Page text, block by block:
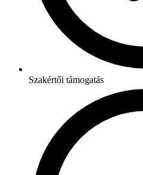
Szakértői támogatás